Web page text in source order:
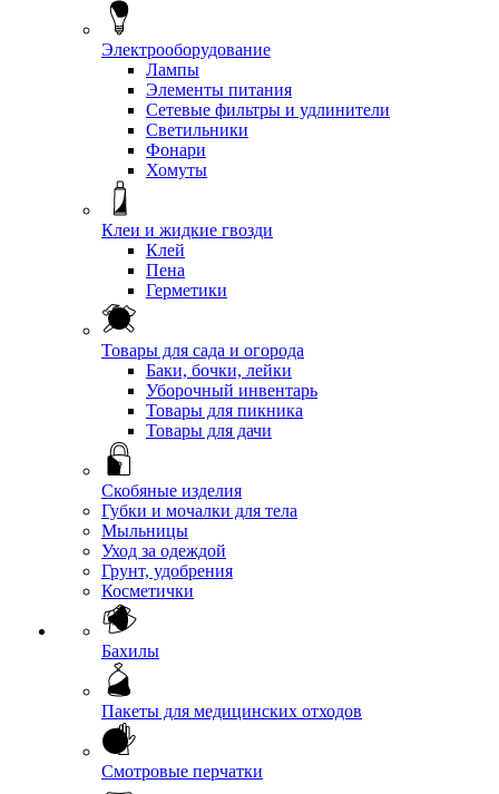
Электрооборудование
Лампы
Элементы питания
Сетевые фильтры и удлинители
Светильники
Фонари
Хомуты
Клеи и жидкие гвозди
Клей
Пена
Герметики
Товары для сада и огорода
Баки, бочки, лейки
Уборочный инвентарь
Товары для пикника
Товары для дачи
Скобяные изделия
Губки и мочалки для тела
Мыльницы
Уход за одеждой
Грунт, удобрения
Косметички
Бахилы
Пакеты для медицинских отходов
Смотровые перчатки